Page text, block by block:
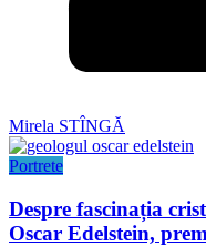
Mirela STÎNGĂ
Portrete
Despre fascinația
Oscar Edelstein,